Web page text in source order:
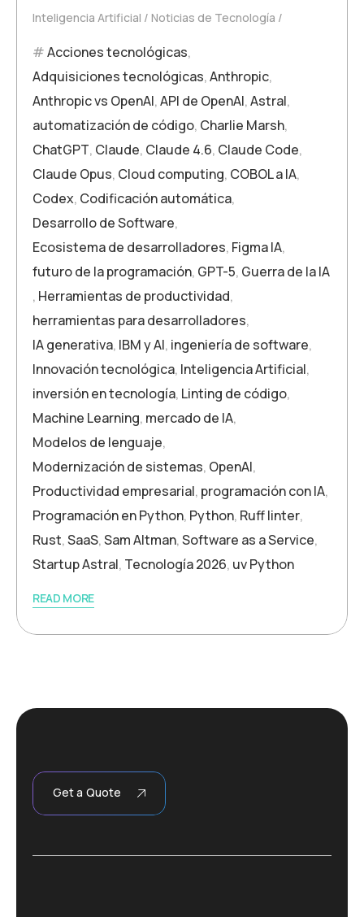
Inteligencia Artificial
Noticias de Tecnología
Acciones tecnológicas,
Adquisiciones tecnológicas,Anthropic,
Anthropic vs OpenAI,API de OpenAI,Astral,
automatización de código, Charlie Marsh,
ChatGPT, Claude, Claude 4.6, Claude Code,
Claude Opus, Cloud computing, COBOL a IA,
Codex, Codificación automática,
Desarrollo de Software,
Ecosistema de desarrolladores, Figma IA,
futuro de la programación, GPT-5, Guerra de la IA
, Herramientas de productividad,
herramientas para desarrolladores,
IA generativa, IBM y AI, ingeniería de software,
Innovación tecnológica, Inteligencia Artificial,
inversión en tecnología, Linting de código,
Machine Learning, mercado de IA,
Modelos de lenguaje,
Modernización de sistemas, OpenAI,
Productividad empresarial, programación con IA,
Programación en Python, Python, Ruff linter,
Rust,SaaS,Sam Altman,Software as a Service,
Startup Astral, Tecnología 2026, uv Python
READ MORE
Get a Quote